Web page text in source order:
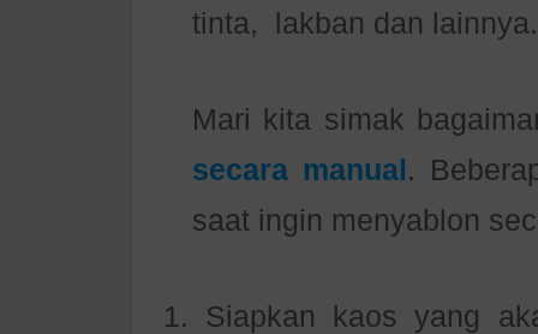
tinta,
lakban dan lainnya.
Mari kita simak
secara manual.
saat ingin menyablon
1. Siapkan kaos yang